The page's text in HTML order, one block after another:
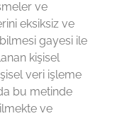
ve
eksiksiz ve
gayesi ile
kişisel
veri işleme
bu metinde
ve